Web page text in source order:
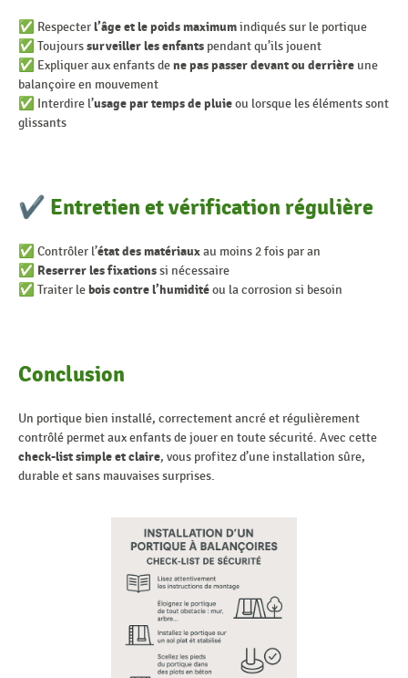
✅ Respecterl’âge et le poids maximumindiqués sur le portique
✅ Toujourssurveiller les enfants pendant qu’ils jouent
✅ Expliquer aux enfants dene pas passer devant ou derrière une
balançoire en mouvement
✅ Interdire l’usage par temps de pluieou lorsque les éléments sont
glissants
✔ Entretien et vérification régulière
✅ Contrôler l’état des matériauxau moins 2 fois par an
✅ Reserrer les fixationssi nécessaire
✅ Traiter lebois contre l’humiditéou la corrosion si besoin
Conclusion
Un portique bien installé, correctement ancré et régulièrement
contrôlé permet aux enfants de jouer en toute sécurité. Avec cette
check-list simple et claire, vous profitez d’une installation sûre,
durable et sans mauvaises surprises.